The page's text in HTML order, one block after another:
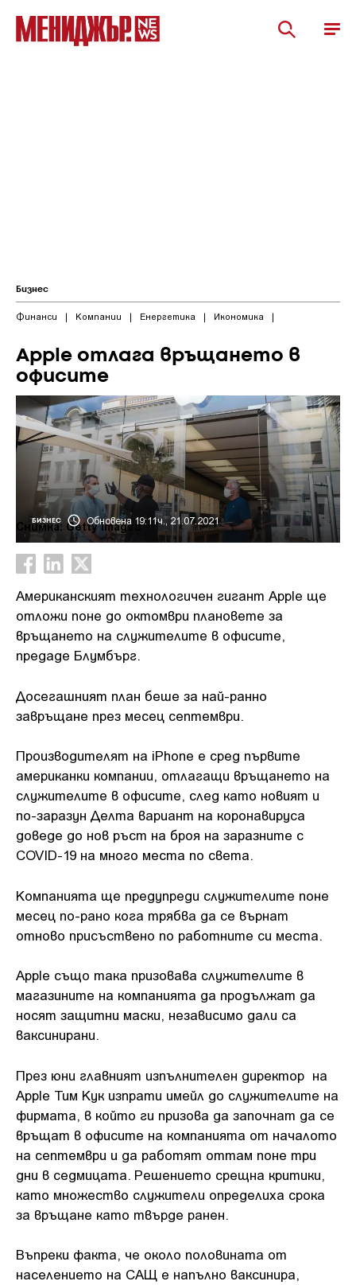
Бизнес
Финанси | Компании | Енергетика | Икономика |
Apple отлага връщането в
офисите
БИЗНЕС Обновена 19:11ч., 21.07.2021
Снимка: Getty images
Американският технологичен гигант Apple ще
отложи поне до октомври плановете за
връщането на служителите в офисите,
предаде Блумбърг.
Досегашният план беше за най-ранно
завръщане през месец септември.
Производителят на iPhone е сред първите
американки компании, отлагащи връщането на
служителите в офисите, след като новият и
по-заразун Делта вариант на коронавируса
доведе до нов ръст на броя на заразните с
COVID-19 на много места по света.
Компанията ще предупреди служителите поне
месец по-рано кога трябва да се върнат
отново присъствено по работните си места.
Apple също така призовава служителите в
магазините на компанията да продължат да
носят защитни маски, независимо дали са
ваксинирани.
През юни главният изпълнителен директор на
Apple Тим Кук изпрати имейл до служителите на
фирмата, в който ги призова да започнат да се
връщат в офисите на компанията от началото
на септември и да работят оттам поне три
дни в седмицата. Решението срещна критики,
като множество служители определиха срока
за връщане като твърде ранен.
Въпреки факта, че около половината от
населението на САЩ е напълно ваксинира,